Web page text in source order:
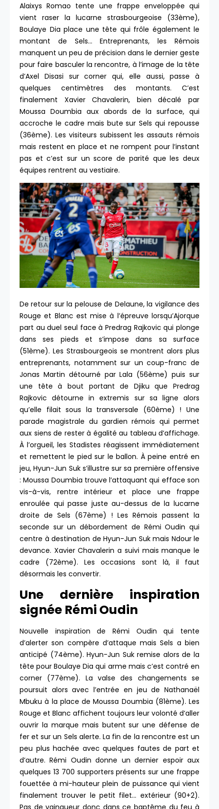
Alaixys Romao tente une frappe enveloppée qui
vient raser la lucarne strasbourgeoise (33ème),
Boulaye Dia place une tête qui frôle également le
montant de Sels… Entreprenants, les Rémois
manquent un peu de précision dans le dernier geste
pour faire basculer la rencontre, à l’image de la tête
d’Axel Disasi sur corner qui, elle aussi, passe à
quelques centimètres des montants. C’est
finalement Xavier Chavalerin, bien décalé par
Moussa Doumbia aux abords de la surface, qui
accroche le cadre mais bute sur Sels qui repousse
(36ème). Les visiteurs subissent les assauts rémois
mais restent en place et ne rompent pour l’instant
pas et c’est sur un score de parité que les deux
équipes rentrent au vestiaire.
De retour sur la pelouse de Delaune, la vigilance des
Rouge et Blanc est mise à l’épreuve lorsqu’Ajorque
part au duel seul face à Predrag Rajkovic qui plonge
dans ses pieds et s’impose dans sa surface
(51ème). Les Strasbourgeois se montrent alors plus
entreprenants, notamment sur un coup-franc de
Jonas Martin détourné par Lala (56ème) puis sur
une tête à bout portant de Djiku que Predrag
Rajkovic détourne in extremis sur sa ligne alors
qu’elle filait sous la transversale (60ème) ! Une
parade magistrale du gardien rémois qui permet
aux siens de rester à égalité au tableau d’affichage.
À l’orgueil, les Stadistes réagissent immédiatement
et remettent le pied sur le ballon. À peine entré en
jeu, Hyun-Jun Suk s’illustre sur sa première offensive
: Moussa Doumbia trouve l’attaquant qui efface son
vis-à-vis, rentre intérieur et place une frappe
enroulée qui passe juste au-dessus de la lucarne
droite de Sels (67ème) ! Les Rémois passent la
seconde sur un débordement de Rémi Oudin qui
centre à destination de Hyun-Jun Suk mais Ndour le
devance. Xavier Chavalerin a suivi mais manque le
cadre (72ème). Les occasions sont là, il faut
désormais les convertir.
Une dernière inspiration
signée Rémi Oudin
Nouvelle inspiration de Rémi Oudin qui tente
d’alerter son compère d’attaque mais Sels a bien
anticipé (74ème). Hyun-Jun Suk remise alors de la
tête pour Boulaye Dia qui arme mais c’est contré en
corner (77ème). La valse des changements se
poursuit alors avec l’entrée en jeu de Nathanaël
Mbuku à la place de Moussa Doumbia (81ème). Les
Rouge et Blanc affichent toujours leur volonté d’aller
ouvrir la marque mais butent sur une défense de
fer et sur un Sels alerte. La fin de la rencontre est un
peu plus hachée avec quelques fautes de part et
d’autre. Rémi Oudin donne un dernier espoir aux
quelques 13 700 supporters présents sur une frappe
fouettée à mi-hauteur plein de puissance qui vient
finalement trouver le petit filet… extérieur (90+2).
Pas de vainqueur donc dans ce baptême du feu à